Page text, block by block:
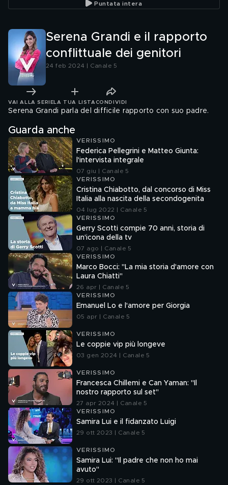
Puntata intera
Serena Grandi e il rapporto
conflittuale dei genitori
24 feb 2024 | Canale 5
VAI ALLA SERIE LA TUA LISTA CONDIVIDI
Serena Grandi parla del difficile rapporto con suo padre.
Guarda anche
VERISSIMO
Federica Pellegrini e Matteo Giunta:
l'intervista integrale
07 giu | Canale 5
VERISSIMO
Cristina Chiabotto, dal concorso di Miss
Italia alla nascita della secondogenita
04 lug 2022 | Canale 5
VERISSIMO
Gerry Scotti compie 70 anni, storia di
un'icona della tv
07 ago | Canale 5
VERISSIMO
Marco Bocci: "La mia storia d'amore con
Laura Chiatti"
26 apr | Canale 5
VERISSIMO
Emanuel Lo e l'amore per Giorgia
05 apr | Canale 5
VERISSIMO
Le coppie vip più longeve
03 gen 2024 | Canale 5
VERISSIMO
Francesca Chillemi e Can Yaman: "Il
nostro rapporto sul set"
27 apr 2024 | Canale 5
VERISSIMO
Samira Lui e il fidanzato Luigi
29 ott 2023 | Canale 5
VERISSIMO
Samira Lui: "Il padre che non ho mai
avuto"
29 ott 2023 | Canale 5